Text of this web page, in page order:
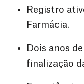
Registro
Farmácia.
Dois anos
finalização